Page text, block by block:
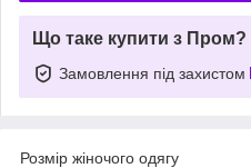
Що таке купити з Пром?
Замовлення під захистом
Розмір жіночого одягу